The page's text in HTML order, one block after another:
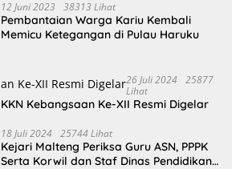
12 Juni 2023 38313 Lihat
Pembantaian Warga Kariu Kembali
Memicu Ketegangan di Pulau Haruku
26 Juli 2024 25877
Lihat
KKN Kebangsaan Ke-XII Resmi Digelar
18 Juli 2024 25744 Lihat
Kejari Malteng Periksa Guru ASN, PPPK
Serta Korwil dan Staf Dinas Pendidikan